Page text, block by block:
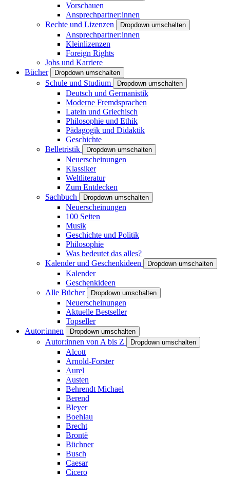
Vorschauen
Ansprechpartner:innen
Rechte und Lizenzen
Dropdown umschalten
Ansprechpartner:innen
Kleinlizenzen
Foreign Rights
Jobs und Karriere
Bücher
Dropdown umschalten
Schule und Studium Dropdown umschalten
Deutsch und Germanistik
Moderne Fremdsprachen
Latein und Griechisch
Philosophie und Ethik
Pädagogik und Didaktik
Geschichte
Belletristik
Dropdown umschalten
Neuerscheinungen
Klassiker
Weltliteratur
Zum Entdecken
Sachbuch
Dropdown umschalten
Neuerscheinungen
100 Seiten
Musik
Geschichte und Politik
Philosophie
Was bedeutet das alles?
Kalender und Geschenkideen
Dropdown umschalten
Kalender
Geschenkideen
Alle Bücher
Dropdown umschalten
Neuerscheinungen
Aktuelle Bestseller
Topseller
Autor:innen
Dropdown umschalten
Autor:innen von A bis Z Dropdown umschalten
Alcott
Arnold-Forster
Aurel
Austen
Behrendt Michael
Berend
Bleyer
Boehlau
Brecht
Brontë
Büchner
Busch
Caesar
Cicero